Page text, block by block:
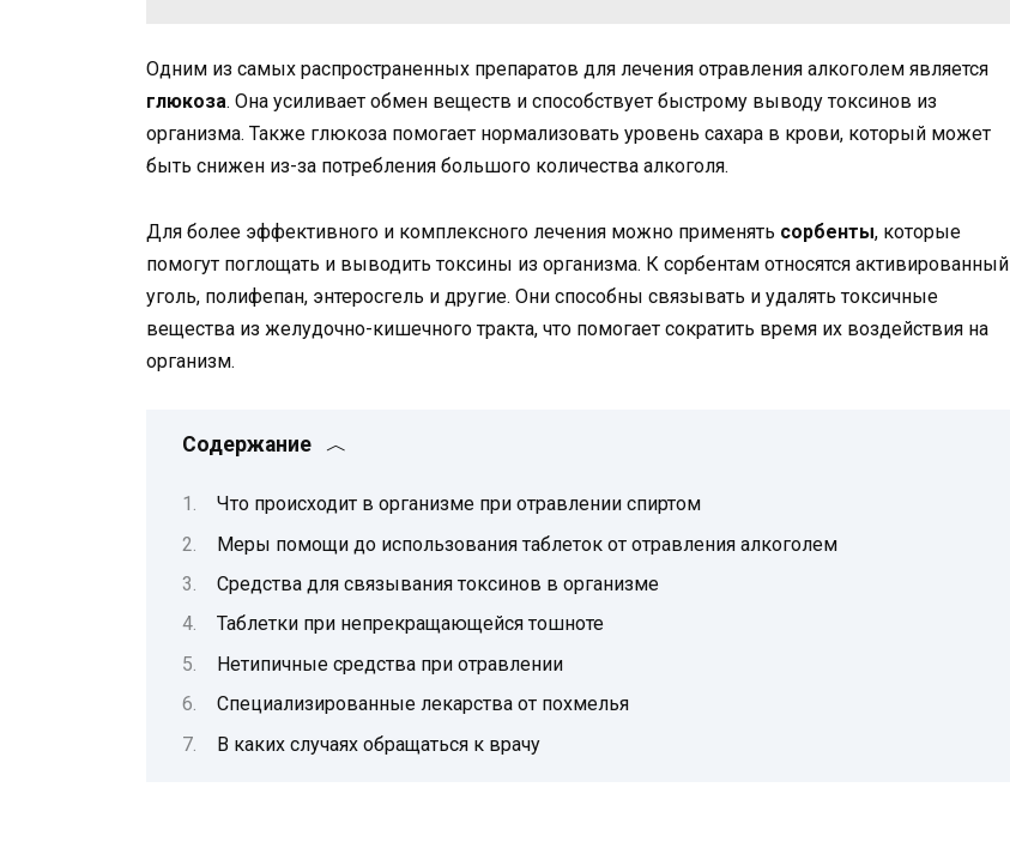
Одним из самых распространенных препаратов для лечения отравления алкоголем является
глюкоза. Она усиливает обмен веществ и способствует быстрому выводу токсинов из
организма. Также глюкоза помогает нормализовать уровень сахара в крови, который может
быть снижен из-за потребления большого количества алкоголя.
Для более эффективного и комплексного лечения можно применять сорбенты, которые
помогут поглощать и выводить токсины из организма. К сорбентам относятся активированный
уголь, полифепан, энтеросгель и другие. Они способны связывать и удалять токсичные
вещества из желудочно-кишечного тракта, что помогает сократить время их воздействия на
организм.
Содержание
Что происходит в организме при отравлении спиртом
Меры помощи до использования таблеток от отравления алкоголем
Средства для связывания токсинов в организме
Таблетки при непрекращающейся тошноте
Нетипичные средства при отравлении
Специализированные лекарства от похмелья
В каких случаях обращаться к врачу